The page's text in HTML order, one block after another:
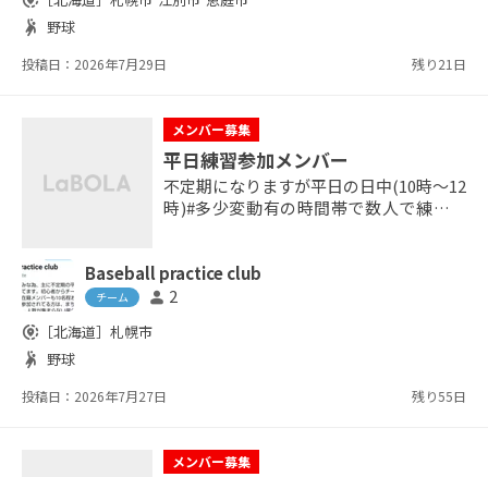
度雰囲気を見に体験に来てください！ 活
sports_handball 野球
投稿日：2026年7月29日 残り21日
メンバー募集
平日練習参加メンバー
不定期になりますが平日の日中(10時～12
時)#多少変動有の時間帯で数人で練習メ
集します。 参加も出たいと思った時での
参加で全然構いません。 チームに所属し
したいけど練...
Baseball practice club
チーム person 2
share_location ［北海道］ 札幌市
sports_handball 野球
投稿日：2026年7月27日 残り55日
メンバー募集